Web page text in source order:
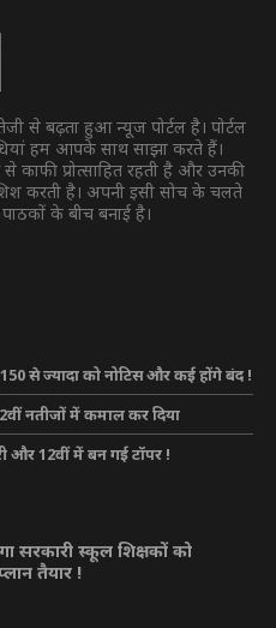
से बढ़ता हुआ न्यूज पोर्टल है। पोर्टल
हम आपके साथ साझा करते हैं।
काफी प्रोत्साहित रहती है और उनकी
करती है। अपनी इसी सोच के चलते
के बीच बनाई है।
से ज्यादा को नोटिस और कई होंगे बंद !
नतीजों में कमाल कर दिया
और 12वीं में बन गई टॉपर !
सरकारी स्कूल शिक्षकों को
तैयार !